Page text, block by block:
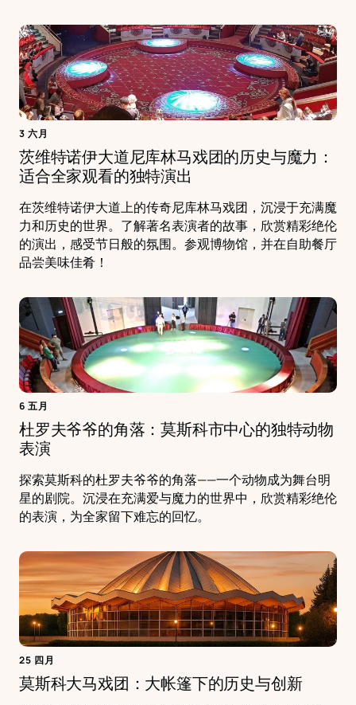
3 六月
茨维特诺伊大道尼库林马戏团的历史与魔力：
适合全家观看的独特演出
在茨维特诺伊大道上的传奇尼库林马戏团，沉浸于充满魔
力和历史的世界。了解著名表演者的故事，欣赏精彩绝伦
的演出，感受节日般的氛围。参观博物馆，并在自助餐厅
品尝美味佳肴！
6 五月
杜罗夫爷爷的角落：莫斯科市中心的独特动物
表演
探索莫斯科的杜罗夫爷爷的角落——一个动物成为舞台明
星的剧院。沉浸在充满爱与魔力的世界中，欣赏精彩绝伦
的表演，为全家留下难忘的回忆。
25 四月
莫斯科大马戏团：大帐篷下的历史与创新